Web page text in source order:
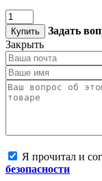
Купить
Задать
Закрыть
Я прочитал и
безопасности